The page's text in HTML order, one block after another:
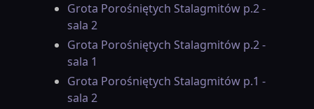
Grota Porośniętych Stalagmitów p.2 -
sala 2
Grota Porośniętych Stalagmitów p.2 -
sala 1
Grota Porośniętych Stalagmitów p.1 -
sala 2